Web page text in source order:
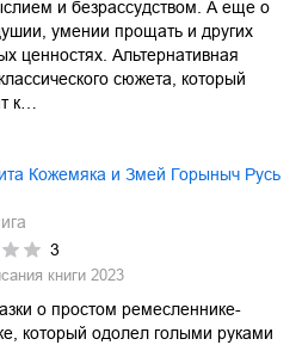
и безрассудством. А еще о
умении прощать и других
ценностях. Альтернативная
сюжета, который
к…
Кожемяка и Змей Горыныч Русь
3
книги 2023
о простом ремесленнике-
который одолел голыми руками